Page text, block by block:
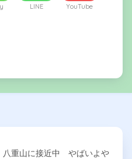
LINE YouTube
重山に接近中 やばいよや